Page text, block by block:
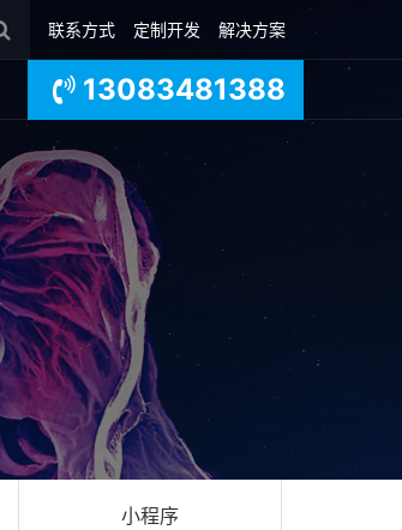
联系方式 定制开发 解决方案
13083481388
小程序